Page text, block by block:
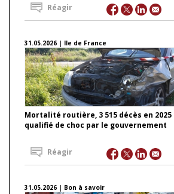
Réagir
31.05.2026 | Ile de France
Mortalité routière, 3 515 décès en
qualifié de choc par le gouvernement
Réagir
31.05.2026 | Bon à savoir